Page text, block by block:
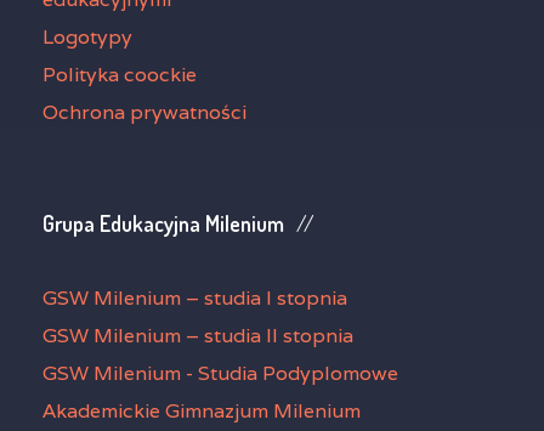
Logotypy
Polityka coockie
Ochrona prywatności
Grupa Edukacyjna Milenium
GSW Milenium – studia I stopnia
GSW Milenium – studia II stopnia
GSW Milenium - Studia Podyplomowe
Akademickie Gimnazjum Milenium